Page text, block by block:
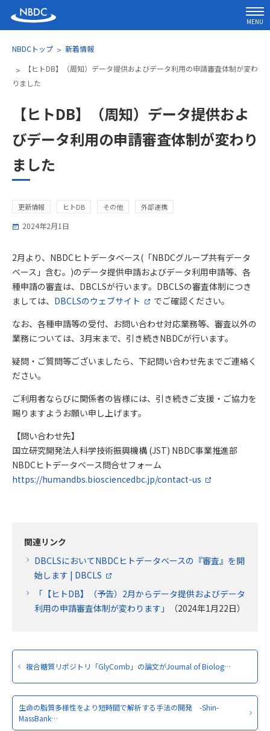
MENU
NBDCトップ
新着情報
【ヒトDB】（周知）データ提供およびデータ利用の申請審査体制が変わ
りました
【ヒトDB】（周知）データ提供およ
びデータ利用の申請審査体制が変わり
ました
更新情報 ヒトDB その他 外部連携
2024年2月1日
2月より、NBDCヒトデータベース(「NBDCグループ共有データ
ベース」含む。)のデータ提供申請およびデータ利用申請等、各
種申請の審査は、DBCLSが行います。DBCLSの審査体制につき
ましては、 DBCLSのウェブサイト
でご確認ください。
なお、各種申請等の受付、お問い合わせ対応業務等、審査以外の
業務については、3月末まで、引き続きNBDCが行います。
疑問・ご質問等ございましたら、下記問い合わせ先までご連絡く
ださい。
ご利用者ならびに関係者の皆様には、引き続きご支援・ご協力を
賜りますようお願い申し上げます。
【問い合わせ先】
国立研究開発法人科学技術振興機構 (JST) NBDC事業推進部
NBDCヒトデータベース問合せフォーム
https://humandbs.biosciencedbc.jp/contact-us
関連リンク
DBCLSにおいてNBDCヒトデータベースの『審査』を開
始します | DBCLS
「【ヒトDB】（予告）2月からデータ提供およびデータ
利用の申請審査体制が変わります」
（2024年1月22日）
複合糖質リポジトリ「GlyComb」の論文がJournal of Biolog…
生命の脂質多様性をより短時間で解析する手法の開発 -Shin-
MassBank…